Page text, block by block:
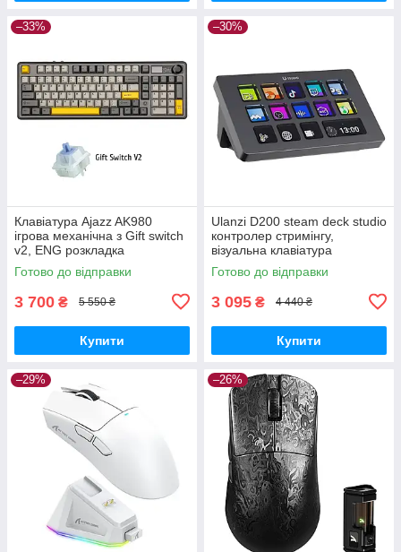
–33%
Клавіатура Ajazz AK980
ігрова механічна з Gift switch
v2, ENG розкладка
Готово до відправки
3 700 ₴ 5 550 ₴
Купити
–30%
Ulanzi D200 steam deck studio
контролер стримінгу,
візуальна клавіатура
Готово до відправки
3 095 ₴ 4 440 ₴
Купити
–29% –26%